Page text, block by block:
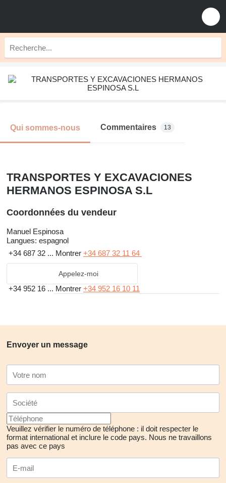
Qui sommes-nous Commentaires 13
TRANSPORTES Y EXCAVACIONES
HERMANOS ESPINOSA S.L
Coordonnées du vendeur
Manuel Espinosa
Langues: espagnol
+34 687 32 ... Montrer +34 687 32 11 64
Appelez-moi
+34 952 16 ... Montrer +34 952 16 10 11
Envoyer un message
Veuillez vérifier le numéro de téléphone : il doit respecter le
format international et inclure le code pays. Nous ne travaillons
pas avec ce pays